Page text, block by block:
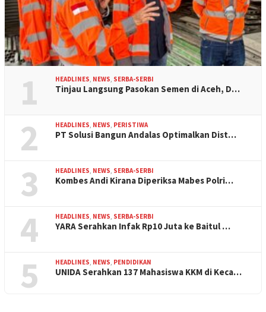
1 HEADLINES, NEWS, SERBA-SERBI
Tinjau Langsung Pasokan Semen di Aceh, D…
2 HEADLINES, NEWS, PERISTIWA
PT Solusi Bangun Andalas Optimalkan Dist…
3 HEADLINES, NEWS, SERBA-SERBI
Kombes Andi Kirana Diperiksa Mabes Polri…
4 HEADLINES, NEWS, SERBA-SERBI
YARA Serahkan Infak Rp10 Juta ke Baitul …
5 HEADLINES, NEWS, PENDIDIKAN
UNIDA Serahkan 137 Mahasiswa KKM di Keca…